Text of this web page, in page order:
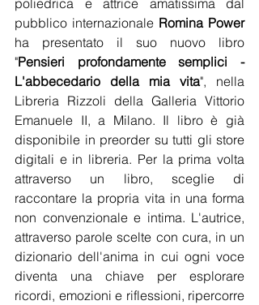
pubblico internazionale Romina Power
ha presentato il suo nuovo libro
"Pensieri profondamente semplici -
L'abbecedario della mia vita", nella
Libreria Rizzoli della Galleria Vittorio
Emanuele II, a Milano. Il libro è già
disponibile in preorder su tutti gli store
digitali e in libreria. Per la prima volta
attraverso un libro, sceglie di
raccontare la propria vita in una forma
non convenzionale e intima. L'autrice,
attraverso parole scelte con cura, in un
dizionario dell'anima in cui ogni voce
diventa una chiave per esplorare
ricordi, emozioni e riflessioni, ripercorre